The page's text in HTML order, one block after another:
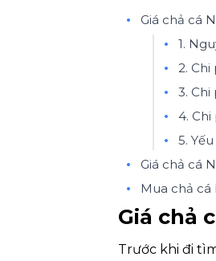
Giá chả cá
1.
2.
3. Chi
4.
5.
Giá chả cá
Mua chả cá
Giá chả
Trước khi đi